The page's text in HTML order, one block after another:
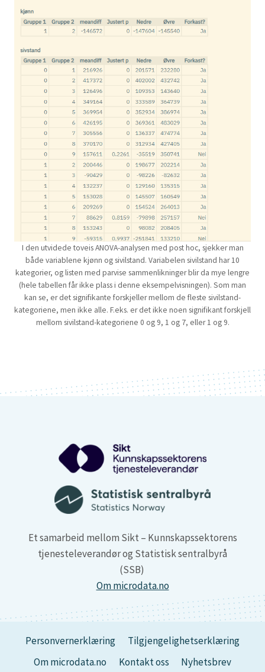
I den utvidede toveis ANOVA-analysen med post hoc, sjekker man
både variablene kjønn og sivilstand. Variabelen sivilstand har 10
kategorier, og listen med parvise sammenlikninger blir da mye lengre
(hele tabellen får ikke plass i denne eksempelvisningen). Som man
kan se, er det signifikante forskjeller mellom de fleste sivilstand-
kategoriene, men ikke alle. F.eks. er det ikke noen signifikant forskjell
mellom sivilstand-kategoriene 0 og 9, 1 og 7, eller 1 og 9.
Et samarbeid mellom Sikt – Kunnskapssektorens
tjenesteleverandør og Statistisk sentralbyrå
(SSB)
Om microdata.no
Personvernerklæring
Tilgjengelighetserklæring
Om microdata.no
Kontakt oss Nyhetsbrev